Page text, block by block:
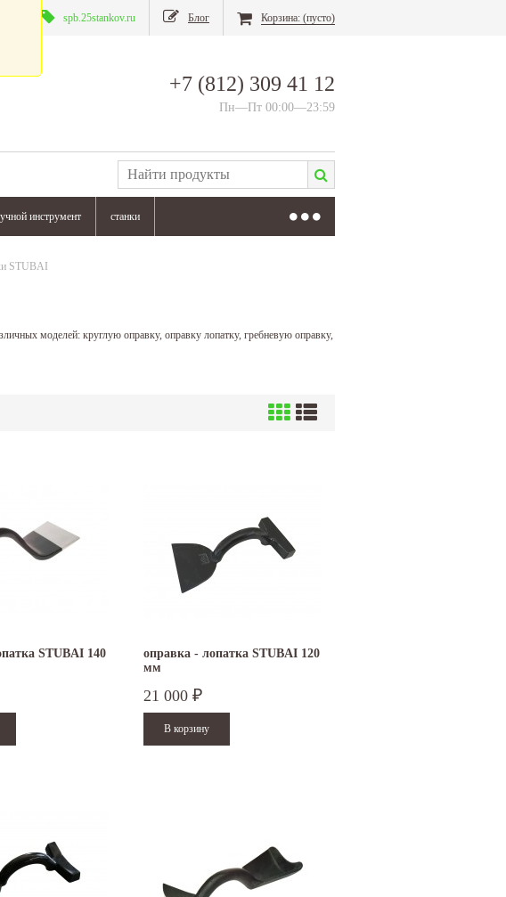
spb.25stankov.ru Блог Корзина: (пусто)
+7 (812) 309 41 12
Пн—Пт 00:00—23:59
инструмент станки
STUBAI
моделей: круглую оправку, оправку лопатку, гребневую оправку,
STUBAI 140
оправка - лопатка STUBAI 120
мм
21 000 ₽